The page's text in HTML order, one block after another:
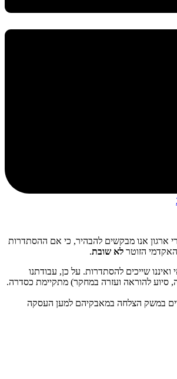
ארגון אנו מבקשים להבהיר, כי אם ההסתדרות
הזוטר לא שובת.
ואיננו שייכים להסתדרות. על כן, עבודתנו
סיוע להוראה ועזרה במחקר) מתקיימת כסדרה.
במשק הצלחה במאבקיהם למען העסקה